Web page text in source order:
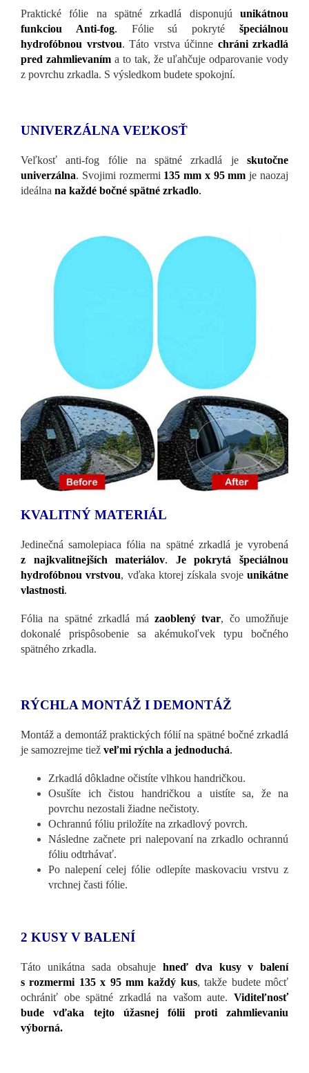
Praktické fólie na spätné zrkadlá disponujú unikátnou
funkciou Anti-fog. Fólie sú pokryté
špeciálnou
hydrofóbnou vrstvou. Táto vrstva účinne chráni zrkadlá
pred zahmlievaním a to tak, že uľahčuje odparovanie vody
z povrchu zrkadla. S výsledkom budete spokojní.
UNIVERZÁLNA VEĽKOSŤ
Veľkosť anti-fog fólie na spätné zrkadlá je
skutočne
univerzálna. Svojimi rozmermi 135 mm x 95 mm je naozaj
ideálna na každé bočné spätné zrkadlo.
KVALITNÝ MATERIÁL
Jedinečná samolepiaca fólia na spätné zrkadlá je vyrobená
z najkvalitnejších materiálov. Je pokrytá špeciálnou
hydrofóbnou vrstvou, vďaka ktorej získala svojeunikátne
vlastnosti.
Fólia na spätné zrkadlá má zaoblený tvar, čo umožňuje
dokonalé prispôsobenie sa akémukoľvek typu bočného
spätného zrkadla.
RÝCHLA MONTÁŽ I DEMONTÁŽ
Montáž a demontáž praktických fólií na spätné bočné zrkadlá
je samozrejme tiež veľmi rýchla a jednoduchá.
Zrkadlá dôkladne očistíte vlhkou handričkou.
Osušíte ich čistou handričkou a uistíte sa, že na
povrchu nezostali žiadne nečistoty.
Ochrannú fóliu priložíte na zrkadlový povrch.
Následne začnete pri nalepovaní na zrkadlo ochrannú
fóliu odtrhávať.
Po nalepení celej fólie odlepíte maskovaciu vrstvu z
vrchnej časti fólie.
2 KUSY V BALENÍ
Táto unikátna sada obsahuje hneď dva kusy v balení
s rozmermi 135 x 95 mm každý kus, takže budete môcť
ochrániť obe spätné zrkadlá na vašom aute. Viditeľnosť
bude vďaka tejto úžasnej fólii proti zahmlievaniu
výborná.